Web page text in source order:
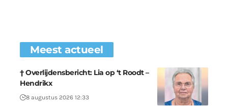
Meest actueel
† Overlijdensbericht: Lia op ‘t Roodt –
Hendrikx
8 augustus 2026 12:33